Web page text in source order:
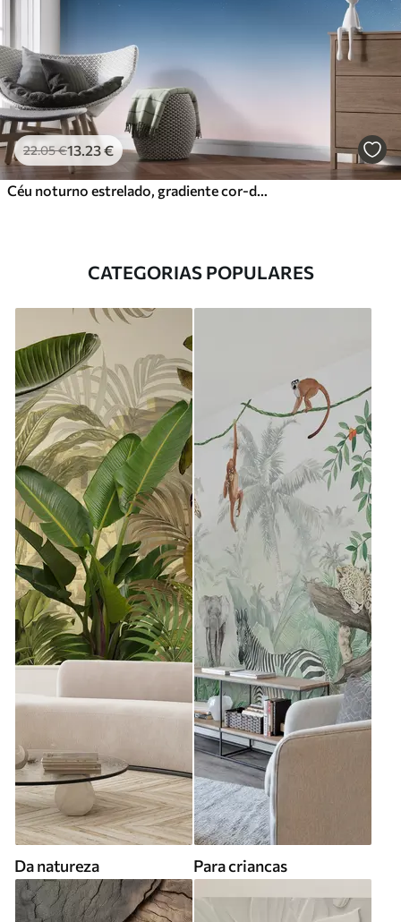
22.05€13 .23€
CATEGORIAS POPULARES
Da natureza Para criancas